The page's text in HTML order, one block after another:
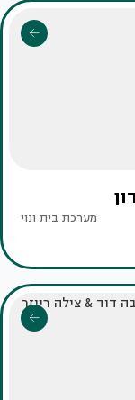
מערכת בית ונוי